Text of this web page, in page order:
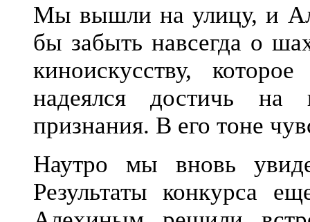
Мы вышли на улицу, и
бы забыть навсегда о
киноискусству,
надеялся достичь на
признания. В его тоне
Наутро мы вновь
Результаты конкурса